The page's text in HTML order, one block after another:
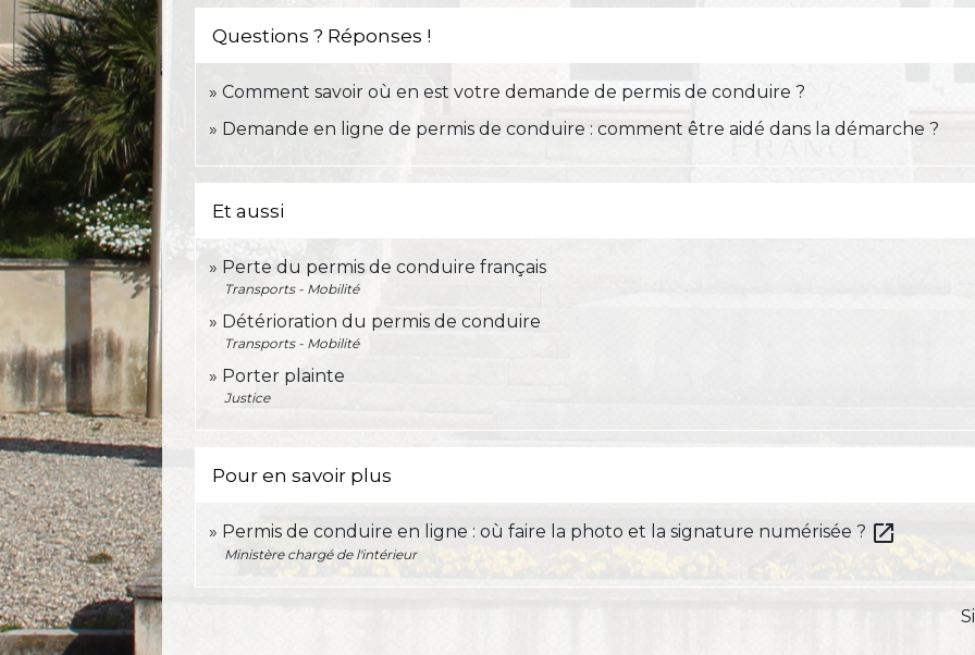
Questions ? Réponses !
Comment savoir où en est votre demande de permis de conduire ?
Demande en ligne de permis de conduire : comment être aidé dans la démarche ?
Et aussi
Perte du permis de conduire français
Transports - Mobilité
Détérioration du permis de conduire
Transports - Mobilité
Porter plainte
Justice
Pour en savoir plus
Permis de conduire en ligne : où faire la photo et la signature numérisée ? open_in_new
Ministère chargé de l'intérieur